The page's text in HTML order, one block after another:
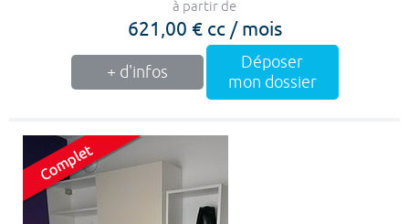
à partir de
621,00 € cc / mois
+ d'infos
Déposer
mon dossier